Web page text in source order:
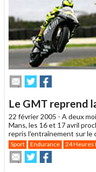
Envoyer
cet
à
un
ami
Partager
sur
sur
Le GMT reprend
22 février 2005 - A deux
Mans, les 16 et 17 avril
repris l'entraînement sur le
Sport Endurance 24 Heures
Envoyer
cet
Partager
sur
sur